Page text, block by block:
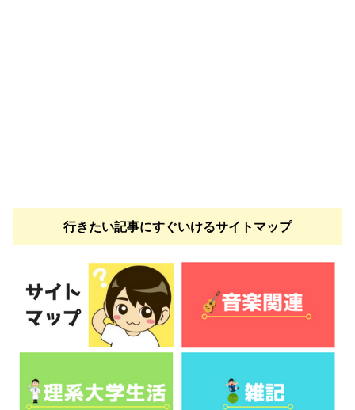
行きたい記事にすぐいけるサイトマップ